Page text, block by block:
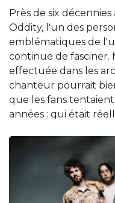
Près de six
Oddity, l'un des
emblématiques de
continue de fasciner.
effectuée dans les
chanteur pourrait
que les fans
années : qui était